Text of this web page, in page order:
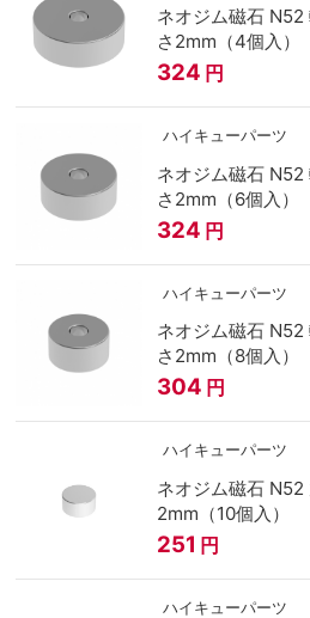
ネオジム磁石
さ2mm（4個入）
324 円
ハイキューパーツ
ネオジム磁石
さ2mm（6個入）
324 円
ハイキューパーツ
ネオジム磁石
さ2mm（8個入）
304 円
ハイキューパーツ
ネオジム磁石
2mm（10個入）
251 円
ハイキューパーツ